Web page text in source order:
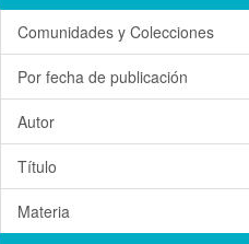
Comunidades y Colecciones
Por fecha de publicación
Autor
Título
Materia